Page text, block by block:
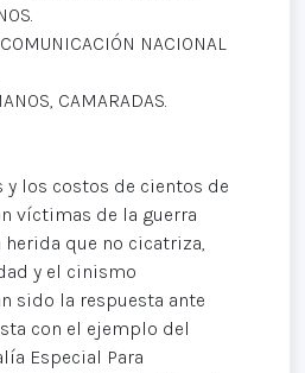
NACIONAL
CAMARADAS.
y los costos de cientos de
víctimas de la guerra
herida que no cicatriza,
y el cinismo
sido la respuesta ante
con el ejemplo del
Especial Para